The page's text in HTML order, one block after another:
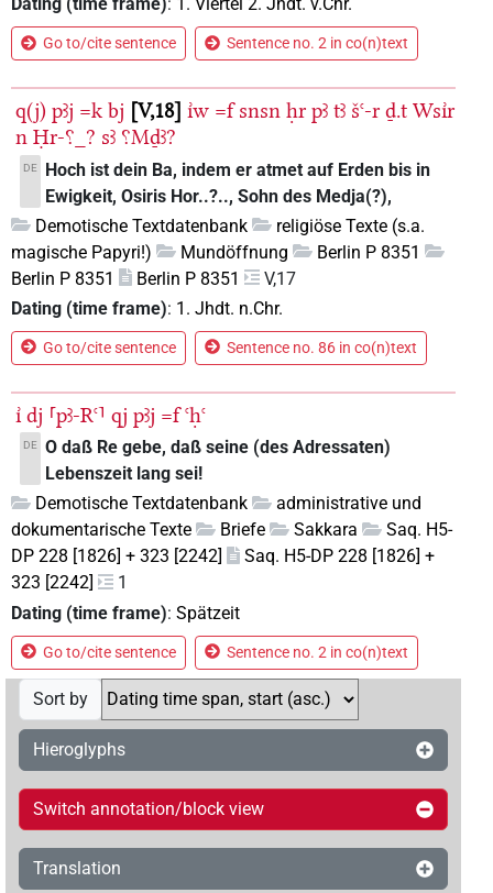
Dating (time frame): 1. Viertel 2. Jhdt. v.Chr.
Go to/cite sentence Sentence no. 2 in co(n)text
q(j) pꜣj =k bj V,18 ı͗w =f snsn ḥr pꜣ tꜣ šꜥ-r ḏ.t Wsı͗r
n Ḥr-⸮_? sꜣ ⸮Mḏꜣ?
DE
Hoch ist dein Ba, indem er atmet auf Erden bis in
Ewigkeit, Osiris Hor..?.., Sohn des Medja(?),
Demotische Textdatenbank
religiöse Texte (s.a.
magische Papyri!)
Mundöffnung
Berlin P 8351
Berlin P 8351
Berlin P 8351
V,17
Dating (time frame): 1. Jhdt. n.Chr.
Go to/cite sentence Sentence no. 86 in co(n)text
ı͗ dj ⸢pꜣ-Rꜥ⸣ qj pꜣj =f ꜥḥꜥ
DE O daß Re gebe, daß seine (des Adressaten)
Lebenszeit lang sei!
Demotische Textdatenbank
administrative und
dokumentarische Texte
Briefe Sakkara
Saq. H5-
DP 228 [1826] + 323 [2242]
Saq. H5-DP 228 [1826] +
323 [2242]
1
Dating (time frame): Spätzeit
Go to/cite sentence Sentence no. 2 in co(n)text
Sort by
Hieroglyphs
Switch annotation/block view
Translation